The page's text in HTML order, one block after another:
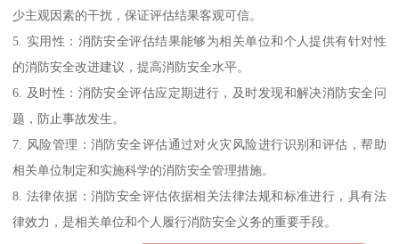
少主观因素的干扰，保证评估结果客观可信。
5. 实用性：消防安全评估结果能够为相关单位和个人提供有针对性
的消防安全改进建议，提高消防安全水平。
6. 及时性：消防安全评估应定期进行，及时发现和解决消防安全问
题，防止事故发生。
7. 风险管理：消防安全评估通过对火灾风险进行识别和评估，帮助
相关单位制定和实施科学的消防安全管理措施。
8. 法律依据：消防安全评估依据相关法律法规和标准进行，具有法
律效力，是相关单位和个人履行消防安全义务的重要手段。